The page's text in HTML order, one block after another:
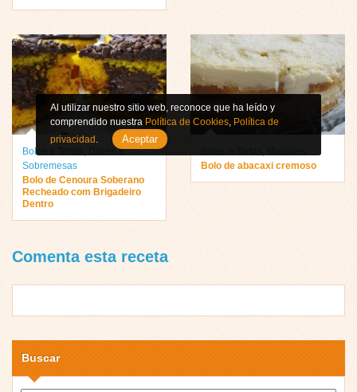
Bolos e Tortas
Doces e
Sobremesas
Bolo de Cenoura Soberano
Recheado com Brigadeiro
Dentro
Bolo de abacaxi cremoso
Comenta esta receta
Buscar
Al utilizar nuestro sitio web, reconoce que ha leído y
comprendido nuestra Política de Cookies, Política de
privacidad . Aceptar